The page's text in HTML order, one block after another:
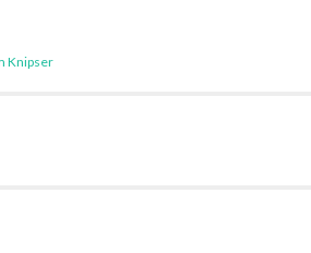
Knipser